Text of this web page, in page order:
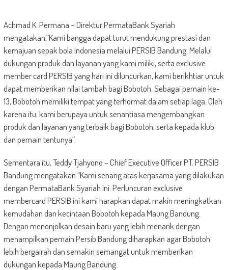
Achmad K. Permana – Direktur PermataBank Syariah
mengatakan,“Kami bangga dapat turut mendukung prestasi dan
kemajuan sepak bola Indonesia melalui PERSIB Bandung. Melalui
dukungan produk dan layanan yang kami miliki, serta exclusive
member card PERSIB yang hari ini diluncurkan, kami berikhtiar untuk
dapat memberikan nilai tambah bagi Bobotoh. Sebagai pemain ke-
13, Bobotoh memiliki tempat yang terhormat dalam setiap laga. Oleh
karena itu, kami berupaya untuk senantiasa mengembangkan
produk dan layanan yang terbaik bagi Bobotoh, serta kepada klub
dan pemain tentunya”.
Sementara itu, Teddy Tjahyono – Chief Executive Officer PT. PERSIB
Bandung mengatakan “Kami senang atas kerjasama yang dilakukan
dengan PermataBank Syariah ini. Perluncuran exclusive
membercard PERSIB ini kami harapkan dapat makin meningkatkan
kemudahan dan kecintaan Bobotoh kepada Maung Bandung.
Dengan menonjolkan desain baru yang lebih menarik dengan
menampilkan pemain Persib Bandung diharapkan agar Bobotoh
lebih bergairah dan semakin semangat untuk memberikan
dukungan kepada Maung Bandung.